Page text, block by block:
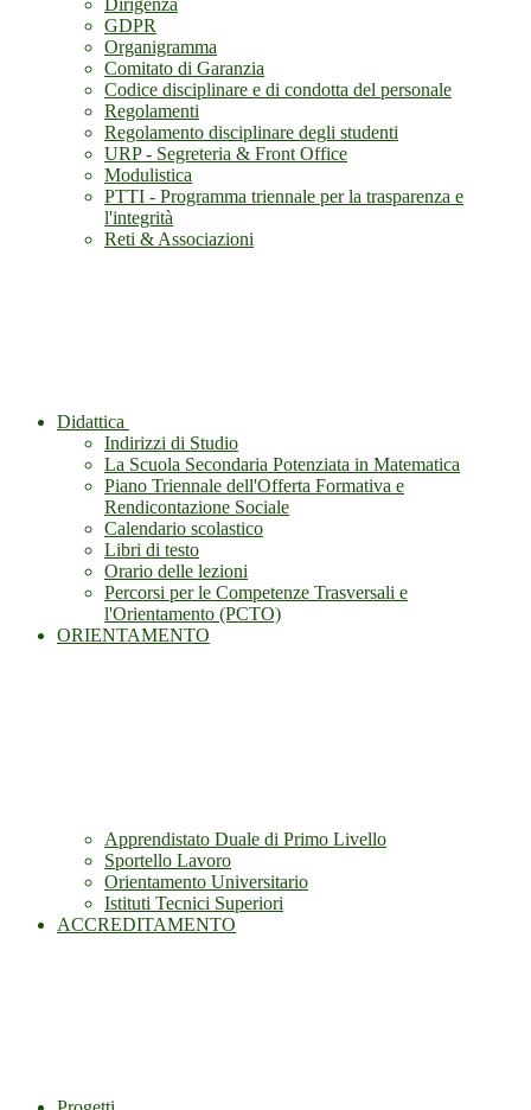
Dirigenza
GDPR
Organigramma
Comitato di Garanzia
Codice disciplinare e di condotta del personale
Regolamenti
Regolamento disciplinare degli studenti
URP - Segreteria & Front Office
Modulistica
PTTI - Programma triennale per la trasparenza e
l'integrità
Reti & Associazioni
Didattica
Indirizzi di Studio
La Scuola Secondaria Potenziata in Matematica
Piano Triennale dell'Offerta Formativa e
Rendicontazione Sociale
Calendario scolastico
Libri di testo
Orario delle lezioni
Percorsi per le Competenze Trasversali e
l'Orientamento (PCTO)
ORIENTAMENTO
Apprendistato Duale di Primo Livello
Sportello Lavoro
Orientamento Universitario
Istituti Tecnici Superiori
ACCREDITAMENTO